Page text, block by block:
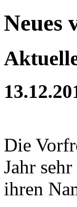
Neues
Die
Jahr
ihren